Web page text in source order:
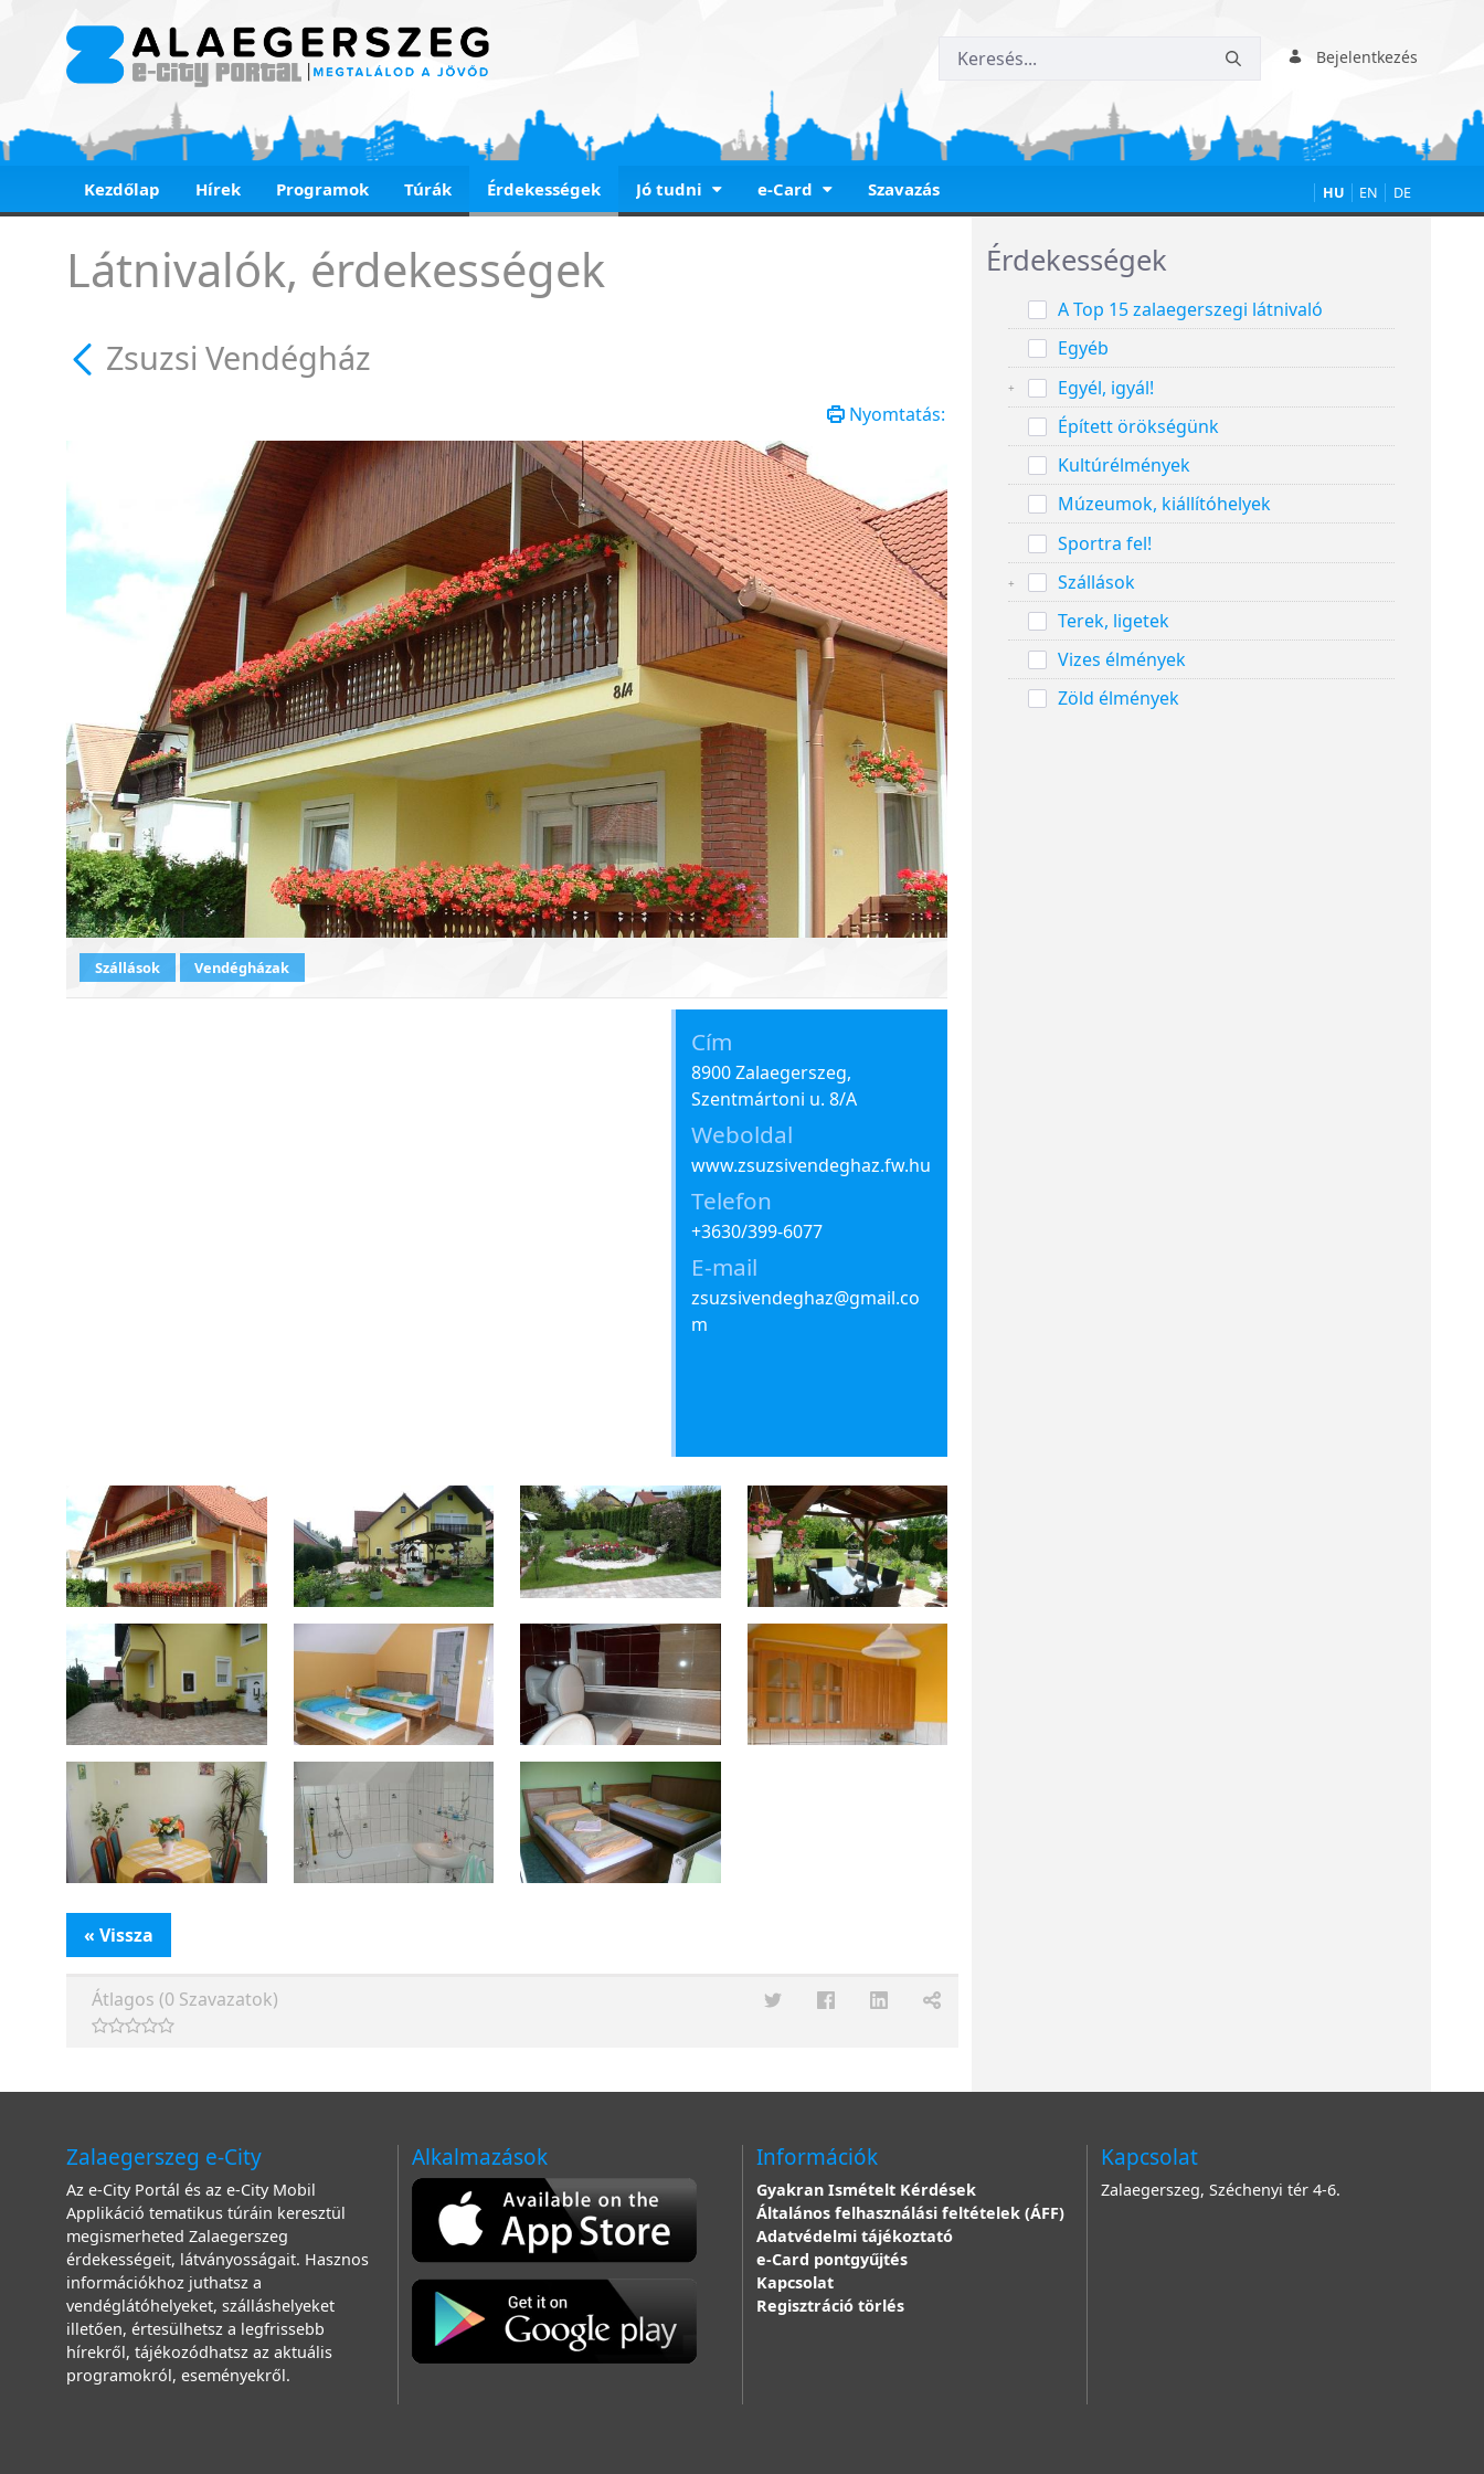
Bejelentkezés
Kezdőlap Hírek Programok Túrák Érdekességek Jó tudni e-Card Szavazás HU EN DE
Zsuzsi Vendégház
Látnivalók, érdekességek
Zsuzsi Vendégház
Nyomtatás:
Szállások Vendégházak
Cím
8900 Zalaegerszeg,
Szentmártoni u. 8/A
Weboldal
www.zsuzsivendeghaz.fw.hu
Telefon
+3630/399-6077
E-mail
zsuzsivendeghaz@gmail.co
m
« Vissza
Átlagos (0 Szavazatok)
Érdekességek
A Top 15 zalaegerszegi látnivaló
Egyéb
Egyél, igyál!
Épített örökségünk
Kultúrélmények
Múzeumok, kiállítóhelyek
Sportra fel!
Szállások
Terek, ligetek
Vizes élmények
Zöld élmények
Zalaegerszeg e-City
Az e-City Portál és az e-City Mobil
Applikáció tematikus túráin keresztül
megismerheted Zalaegerszeg
érdekességeit, látványosságait. Hasznos
információkhoz juthatsz a
vendéglátóhelyeket, szálláshelyeket
illetően, értesülhetsz a legfrissebb
hírekről, tájékozódhatsz az aktuális
programokról, eseményekről.
Alkalmazások Információk
Gyakran Ismételt Kérdések
Általános felhasználási feltételek (ÁFF)
Adatvédelmi tájékoztató
e-Card pontgyűjtés
Kapcsolat
Regisztráció törlés
Kapcsolat
Zalaegerszeg, Széchenyi tér 4-6.